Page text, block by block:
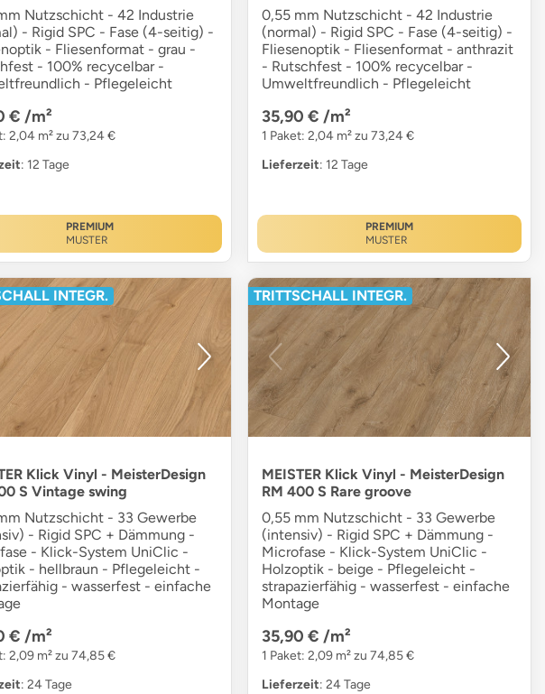
Nutzschicht - 42 Industrie
- Rigid SPC - Fase (4-seitig) -
- Fliesenformat - grau -
- 100% recycelbar -
- Pflegeleicht
€ /m²
2,04 m² zu 73,24 €
: 12 Tage
PREMIUM
MUSTER
0,55 mm Nutzschicht - 42 Industrie
(normal) - Rigid SPC - Fase (4-seitig) -
Fliesenoptik - Fliesenformat - anthrazit
- Rutschfest - 100% recycelbar -
Umweltfreundlich - Pflegeleicht
35,90 € /m²
1 Paket: 2,04 m² zu 73,24 €
Lieferzeit: 12 Tage
PREMIUM
MUSTER
INTEGR.
Klick Vinyl - MeisterDesign
S Vintage swing
Nutzschicht - 33 Gewerbe
- Rigid SPC + Dämmung -
- Klick-System UniClic -
- hellbraun - Pflegeleicht -
- wasserfest - einfache
€ /m²
2,09 m² zu 74,85 €
: 24 Tage
TRITTSCHALL INTEGR.
MEISTER Klick Vinyl - MeisterDesign
RM 400 S Rare groove
0,55 mm Nutzschicht - 33 Gewerbe
(intensiv) - Rigid SPC + Dämmung -
Microfase - Klick-System UniClic -
Holzoptik - beige - Pflegeleicht -
strapazierfähig - wasserfest - einfache
Montage
35,90 € /m²
1 Paket: 2,09 m² zu 74,85 €
Lieferzeit: 24 Tage